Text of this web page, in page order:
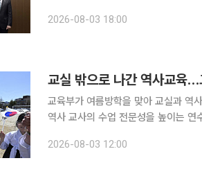
2013년 이후 처음으로 금 매입 재개
2026-08-03 18:00
교실 밖으로 나간 역사교육
교육부가 여름방학을 맞아 교실과 역
역사 교사의 수업 전문성을 높이는
2026-08-03 12:00